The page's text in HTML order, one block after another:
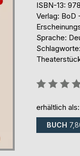
ISBN-13:
Verlag: BoD
Sprache:
Bewertung::
erhältlich als:
BUCH